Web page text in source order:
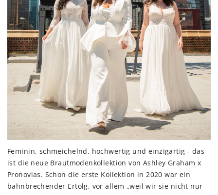
Feminin, schmeichelnd, hochwertig und einzigartig - das
ist die neue Brautmodenkollektion von Ashley Graham x
Pronovias. Schon die erste Kollektion in 2020 war ein
bahnbrechender Ertolg, vor allem „weil wir sie nicht nur